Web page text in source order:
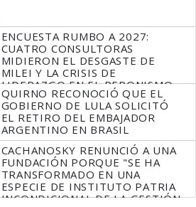
ENCUESTA RUMBO A 2027:
CUATRO CONSULTORAS
MIDIERON EL DESGASTE DE
MILEI Y LA CRISIS DE
LIDERAZGO EN EL PERONISMO
QUIRNO RECONOCIÓ QUE EL
GOBIERNO DE LULA SOLICITÓ
EL RETIRO DEL EMBAJADOR
ARGENTINO EN BRASIL
CACHANOSKY RENUNCIÓ A UNA
FUNDACIÓN PORQUE "SE HA
TRANSFORMADO EN UNA
ESPECIE DE INSTITUTO PATRIA
INCONDICIONAL DE LA GESTIÓN